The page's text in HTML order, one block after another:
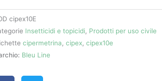
cipex10E
Insetticidi e topicidi, Prodotti per uso civile
cipermetrina, cipex, cipex10e
Bleu Line